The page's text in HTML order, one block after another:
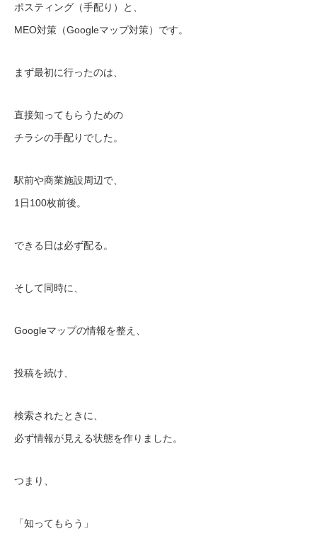
ポスティング（手配り）と、
MEO対策（Googleマップ対策）です。
まず最初に行ったのは、
直接知ってもらうための
チラシの手配りでした。
駅前や商業施設周辺で、
1日100枚前後。
できる日は必ず配る。
そして同時に、
Googleマップの情報を整え、
投稿を続け、
検索されたときに、
必ず情報が見える状態を作りました。
つまり、
「知ってもらう」